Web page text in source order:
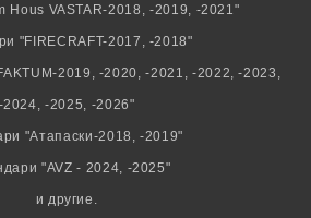
Hous VASTAR-2018, -2019, -2021"
"FIRECRAFT-2017, -2018"
2019, -2020, -2021, -2022, -2023,
-2024, -2025, -2026"
"Атапаски-2018, -2019"
"AVZ - 2024, -2025"
и другие.